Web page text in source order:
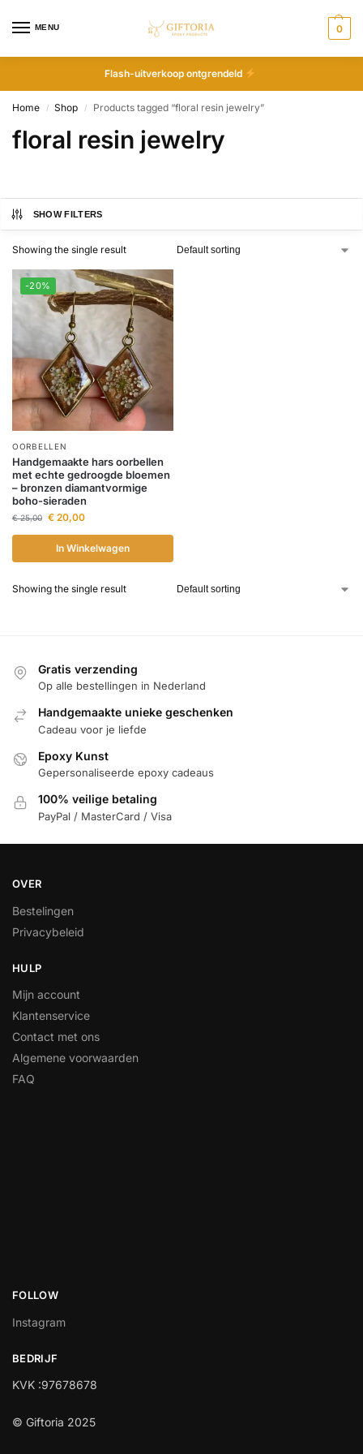
MENU 0
Flash-uitverkoop ontgrendeld
Home / Shop / Products tagged “floral resin jewelry”
floral resin jewelry
SHOW FILTERS
Showing the single result
-20%
OORBELLEN
Handgemaakte hars oorbellen
met echte gedroogde bloemen
– bronzen diamantvormige
boho-sieraden
€25,00 € 20,00
In Winkelwagen
Showing the single result
Gratis verzending
Op alle bestellingen in Nederland
Handgemaakte unieke geschenken
Cadeau voor je liefde
Epoxy Kunst
Gepersonaliseerde epoxy cadeaus
100% veilige betaling
PayPal / MasterCard / Visa
OVER
Bestelingen
Privacybeleid
HULP
Mijn account
Klantenservice
Contact met ons
Algemene voorwaarden
FAQ
FOLLOW
Instagram
BEDRIJF
KVK :97678678
© Giftoria 2025